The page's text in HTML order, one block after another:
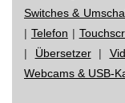
Switches &
| Telefon |
| Übersetzer|
Webcams & USB-